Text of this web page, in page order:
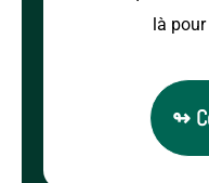
là
↬